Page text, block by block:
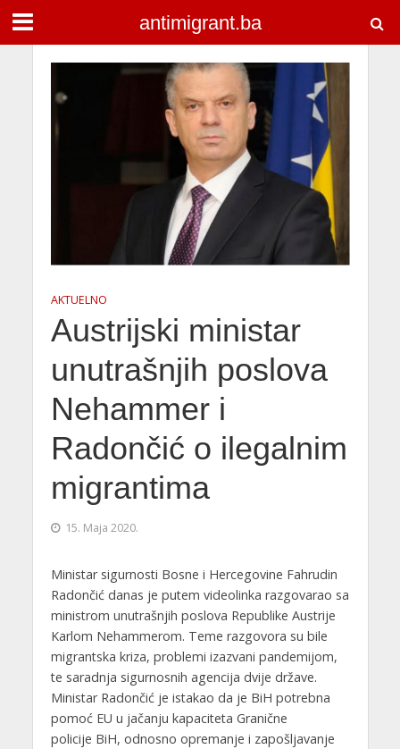
antimigrant.ba
AKTUELNO
Austrijski ministar
unutrašnjih poslova
Nehammer i
Radončić o ilegalnim
migrantima
15. Maja 2020.
Ministar sigurnosti Bosne i Hercegovine Fahrudin
Radončić danas je putem videolinka razgovarao sa
ministrom unutrašnjih poslova Republike Austrije
Karlom Nehammerom. Teme razgovora su bile
migrantska kriza, problemi izazvani pandemijom,
te saradnja sigurnosnih agencija dvije države.
Ministar Radončić je istakao da je BiH potrebna
pomoć EU u jačanju kapaciteta Granične
policije BiH, odnosno opremanje i zapošljavanje